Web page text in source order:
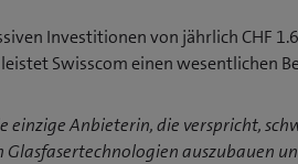
Investitionen von jährlich CHF
Swisscom einen wesentlichen
einzige Anbieterin, die verspricht,
Glasfasertechnologien auszubauen